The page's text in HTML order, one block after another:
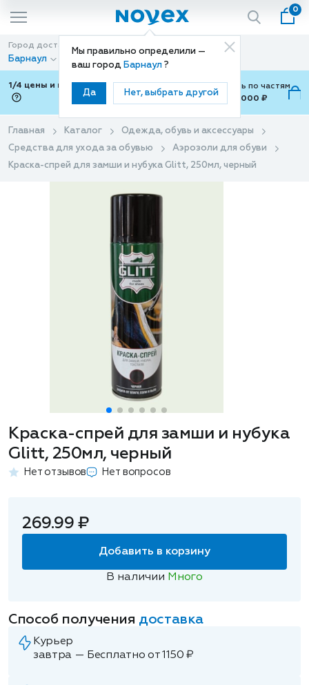
Мы правильно определили —
ваш город Барнаул ?
Да Нет, выбрать другой
0
Город доставки
Барнаул
Способ доставки
Доставка
1/4 цены и покупки ваши с Подели
Можно оплатить по частям
от 700 ₽ до 15,000 ₽
Главная Каталог
Одежда, обувь и аксессуары
Средства для ухода за обувью
Аэрозоли для обуви
Краска-спрей для замши и нубука Glitt, 250мл, черный
Краска-спрей для замши и нубука
Glitt, 250мл, черный
Нет отзывов Нет вопросов
269.99 ₽
Добавить в корзину
В наличии Много
Способ получения доставка
Курьер
завтра — Бесплатно от 1150 ₽